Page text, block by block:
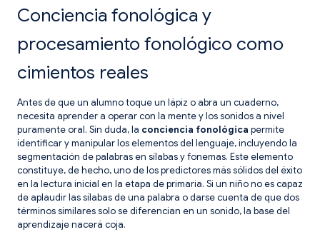
Conciencia fonológica y
procesamiento fonológico como
cimientos reales
Antes de que un alumno toque un lápiz o abra un cuaderno,
necesita aprender a operar con la mente y los sonidos a nivel
puramente oral. Sin duda, la conciencia fonológica permite
identificar y manipular los elementos del lenguaje, incluyendo la
segmentación de palabras en sílabas y fonemas. Este elemento
constituye, de hecho, uno de los predictores más sólidos del éxito
en la lectura inicial en la etapa de primaria. Si un niño no es capaz
de aplaudir las sílabas de una palabra o darse cuenta de que dos
términos similares solo se diferencian en un sonido, la base del
aprendizaje nacerá coja.